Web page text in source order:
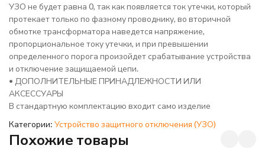
УЗО не будет равна 0, так как появляется ток утечки, который
протекает только по фазному проводнику, во вторичной
обмотке трансформатора наведется напряжение,
пропорциональное току утечки, и при превышении
определенного порога произойдет срабатывание устройства
и отключение защищаемой цепи.
• ДОПОЛНИТЕЛЬНЫЕ ПРИНАДЛЕЖНОСТИ ИЛИ
АКСЕССУАРЫ
В стандартную комплектацию входит само изделие
Категории: Устройство защитного отключения (УЗО)
Похожие товары